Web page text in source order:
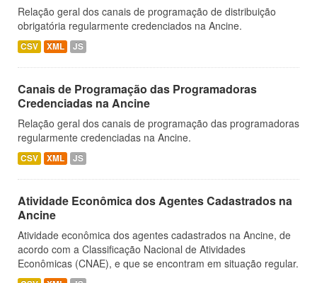
Relação geral dos canais de programação de distribuição
obrigatória regularmente credenciados na Ancine.
CSV XML JS
Canais de Programação das Programadoras
Credenciadas na Ancine
Relação geral dos canais de programação das programadoras
regularmente credenciadas na Ancine.
CSV XML JS
Atividade Econômica dos Agentes Cadastrados na
Ancine
Atividade econômica dos agentes cadastrados na Ancine, de
acordo com a Classificação Nacional de Atividades
Econômicas (CNAE), e que se encontram em situação regular.